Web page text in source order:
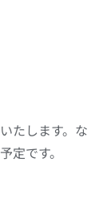
たします。な
定です。